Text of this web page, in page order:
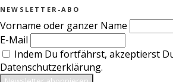
NEWSLETTER-ABO
Vorname oder ganzer Name
E-Mail
Indem Du fortfährst, akzeptierst
Datenschutzerklärung.